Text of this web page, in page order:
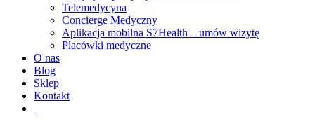
Telemedycyna
Concierge Medyczny
Aplikacja mobilna S7Health – umów wizytę
Placówki medyczne
O nas
Blog
Sklep
Kontakt